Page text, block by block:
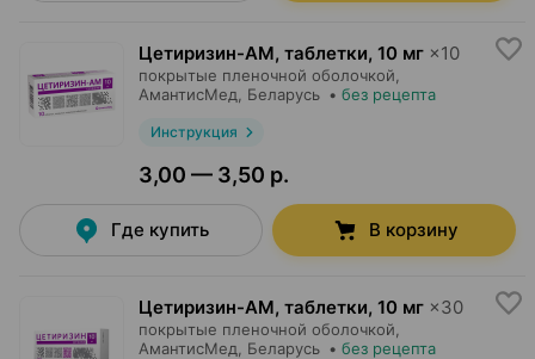
Цетиризин-АМ, таблетки, 10 мг ×10
покрытые пленочной оболочкой,
АмантисМед , Беларусь • без рецепта
Инструкция
3,00 — 3,50 р.
Где купить В корзину
Цетиризин-АМ, таблетки, 10 мг ×30
покрытые пленочной оболочкой,
АмантисМед , Беларусь • без рецепта